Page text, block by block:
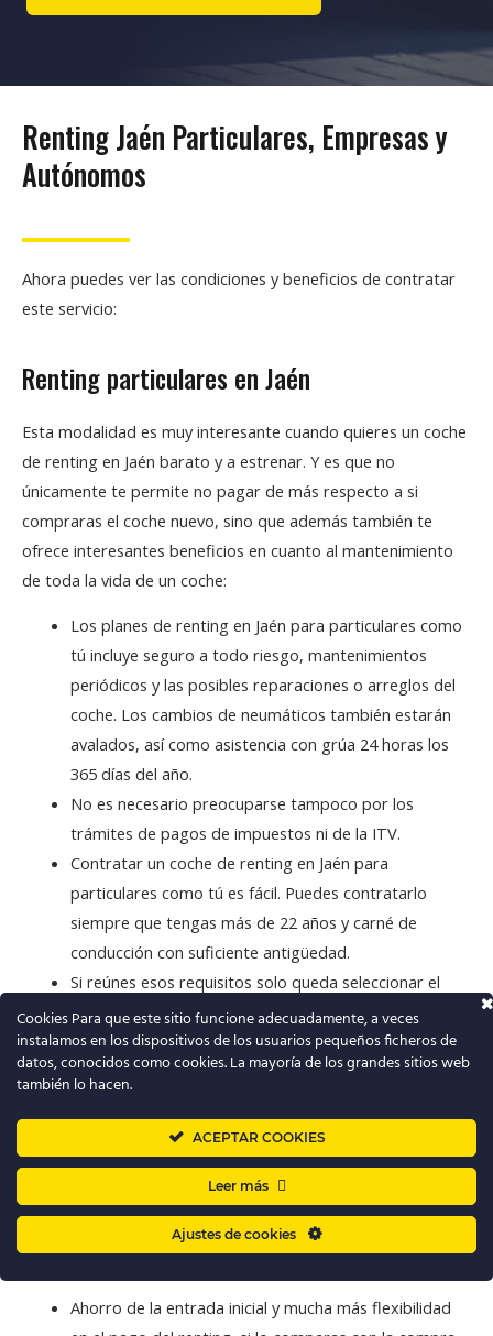
Renting Jaén Particulares, Empresas y
Autónomos
Ahora puedes ver las condiciones y beneficios de contratar
este servicio:
Renting particulares en Jaén
Esta modalidad es muy interesante cuando quieres un coche
de renting en Jaén barato y a estrenar. Y es que no
únicamente te permite no pagar de más respecto a si
compraras el coche nuevo, sino que además también te
ofrece interesantes beneficios en cuanto al mantenimiento
de toda la vida de un coche:
Los planes de renting en Jaén para particulares como
tú incluye seguro a todo riesgo, mantenimientos
periódicos y las posibles reparaciones o arreglos del
coche. Los cambios de neumáticos también estarán
avalados, así como asistencia con grúa 24 horas los
365 días del año.
No es necesario preocuparse tampoco por los
trámites de pagos de impuestos ni de la ITV.
Contratar un coche de renting en Jaén para
particulares como tú es fácil. Puedes contratarlo
siempre que tengas más de 22 años y carné de
conducción con suficiente antigüedad.
Si reúnes esos requisitos solo queda seleccionar el
vehículo que te interese, rellenar la solicitud, acordar
tu cuota mensual y el la cantidad de kilómetros a
realizar.
Renting Jaén para empresas y autónomos
Si necesitas una algunos vehículos para tu empresa, en
Ahorro de la entrada inicial y mucha más flexibilidad
Cookies Para que este sitio funcione adecuadamente, a veces
instalamos en los dispositivos de los usuarios pequeños ficheros de
datos, conocidos como cookies. La mayoría de los grandes sitios web
también lo hacen.
ACEPTAR COOKIES
Leer más
Ajustes de cookies